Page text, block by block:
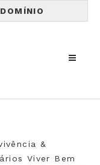
&
Viver Bem